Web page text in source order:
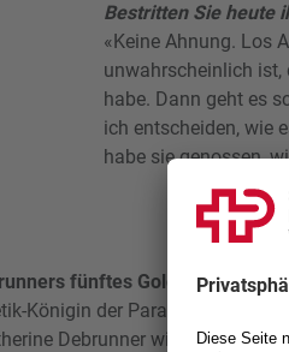
Bestritten Sie heute
«Keine Ahnung. Los
unwahrscheinlich ist,
habe. Dann geht es
ich entscheiden, wie
habe sie genossen,
fünftes Gold in Paris
Königin der Paralympics in
Debrunner wird auch im